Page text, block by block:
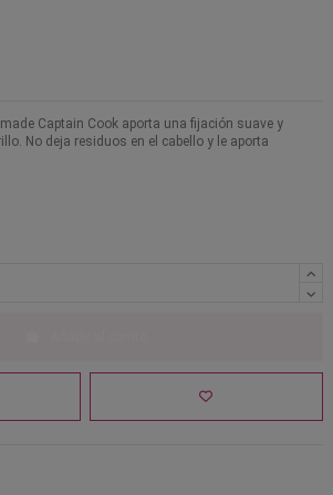
Captain Cook aporta una fijación suave y
No deja residuos en el cabello y le aporta